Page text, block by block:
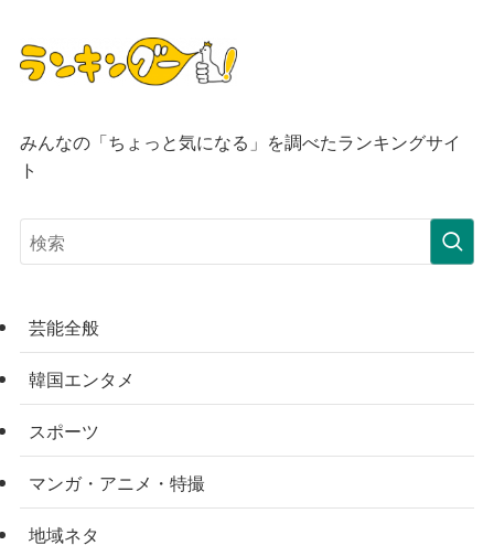
みんなの「ちょっと気になる」を調べたランキングサイ
ト
芸能全般
韓国エンタメ
スポーツ
マンガ・アニメ・特撮
地域ネタ